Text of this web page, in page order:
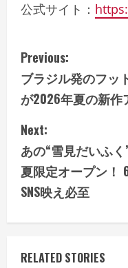
公式サイト：
C
o
n
t
i
n
Previous:
ブラジル発のフッ
が2026年夏の新作
Next:
あの“雪見だいふ
夏限定オープン！
SNS映え必至
RELATED STORIES